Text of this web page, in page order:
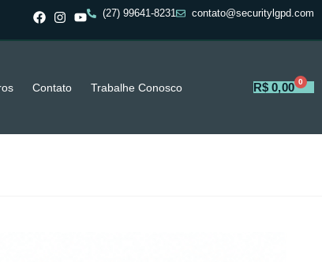
(27) 99641-8231 contato@securitylgpd.com
Contato Trabalhe Conosco R$ 0,00 0